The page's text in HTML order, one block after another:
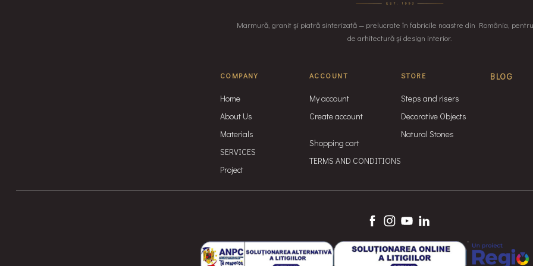
Marmură, granit și piatră sinterizată — prelucrate în fabricile noastre din România,
de arhitectură și design interior.
COMPANY
Home
About Us
Materials
SERVICES
Project
ACCOUNT
My account
Create account
Shopping cart
TERMS AND CONDITIONS
STORE
Steps and risers
Decorative Objects
Natural Stones
BLOG